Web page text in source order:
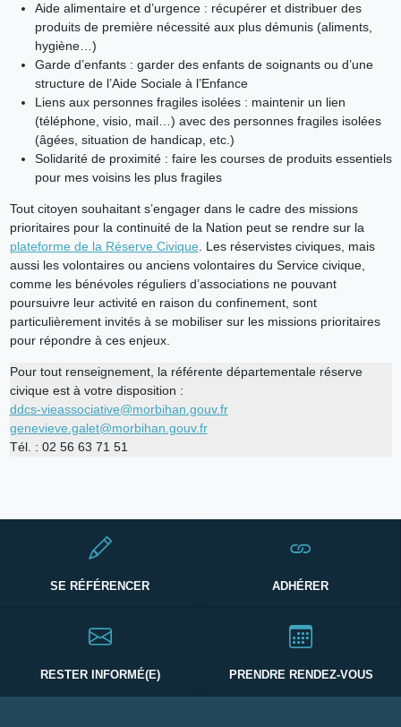
Aide alimentaire et d’urgence : récupérer et distribuer des
produits de première nécessité aux plus démunis (aliments,
hygiène…)
Garde d’enfants : garder des enfants de soignants ou d’une
structure de l’Aide Sociale à l’Enfance
Liens aux personnes fragiles isolées : maintenir un lien
(téléphone, visio, mail…) avec des personnes fragiles isolées
(âgées, situation de handicap, etc.)
Solidarité de proximité : faire les courses de produits essentiels
pour mes voisins les plus fragiles
Tout citoyen souhaitant s’engager dans le cadre des missions
prioritaires pour la continuité de la Nation peut se rendre sur la
plateforme de la Réserve Civique. Les réservistes civiques, mais
aussi les volontaires ou anciens volontaires du Service civique,
comme les bénévoles réguliers d’associations ne pouvant
poursuivre leur activité en raison du confinement, sont
particulièrement invités à se mobiliser sur les missions prioritaires
pour répondre à ces enjeux.
Pour tout renseignement, la référente départementale réserve
civique est à votre disposition :
ddcs-vieassociative@morbihan.gouv.fr
genevieve.galet@morbihan.gouv.fr
Tél. : 02 56 63 71 51
SE RÉFÉRENCER ADHÉRER
RESTER INFORMÉ(E) PRENDRE RENDEZ-VOUS